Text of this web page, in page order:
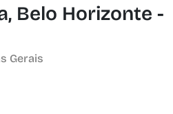
Belo Horizonte -
Gerais